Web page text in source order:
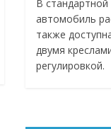
В
автомобиль
также
двумя
регулировкой.